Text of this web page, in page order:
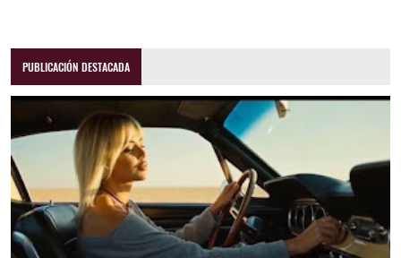
PUBLICACIÓN DESTACADA